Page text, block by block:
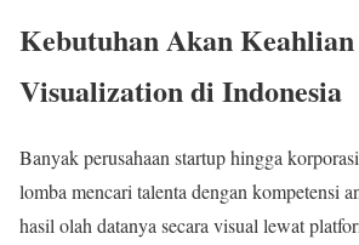
Kebutuhan Akan
Visualization di Indonesia
Banyak perusahaan startup hingga
lomba mencari talenta dengan kompetensi
hasil olah datanya secara visual lewat